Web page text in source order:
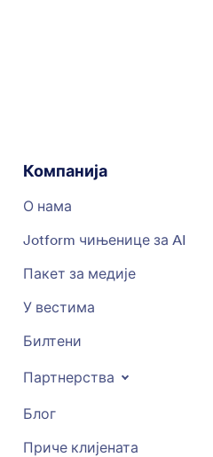
Компанија
О нама
Jotform чињенице за AI
Пакет за медије
У вестима
Билтени
Партнерства
Блог
Приче клијената